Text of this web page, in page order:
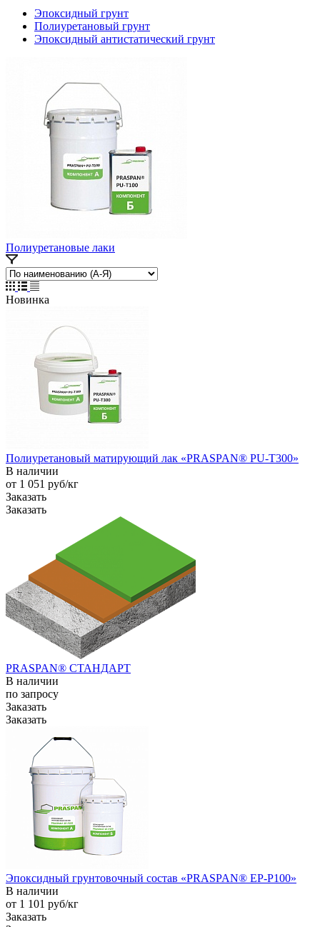
Эпоксидный грунт
Полиуретановый грунт
Эпоксидный антистатический грунт
Полиуретановые лаки
Новинка
Полиуретановый матирующий лак «PRASPAN® PU-T300»
В наличии
от 1 051 руб/кг
Заказать
Заказать
PRASPAN® СТАНДАРТ
В наличии
по запросу
Заказать
Заказать
Эпоксидный грунтовочный состав «PRASPAN® EP-P100»
В наличии
от 1 101 руб/кг
Заказать